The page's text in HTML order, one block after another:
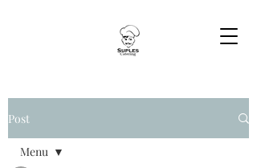
Post
Menu